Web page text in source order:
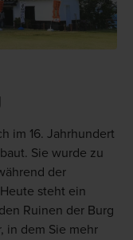
im 16. Jahrhundert
Sie wurde zu
der
steht ein
Ruinen der Burg
in dem Sie mehr